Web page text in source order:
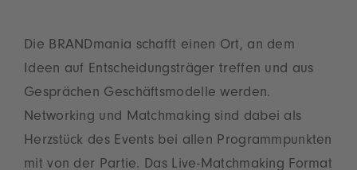
Die BRANDmania schafft einen Ort, an dem
Ideen auf Entscheidungsträger treffen und aus
Gesprächen Geschäftsmodelle werden.
Networking und Matchmaking sind dabei als
Herzstück des Events bei allen Programmpunkten
mit von der Partie. Das Live-Matchmaking Format